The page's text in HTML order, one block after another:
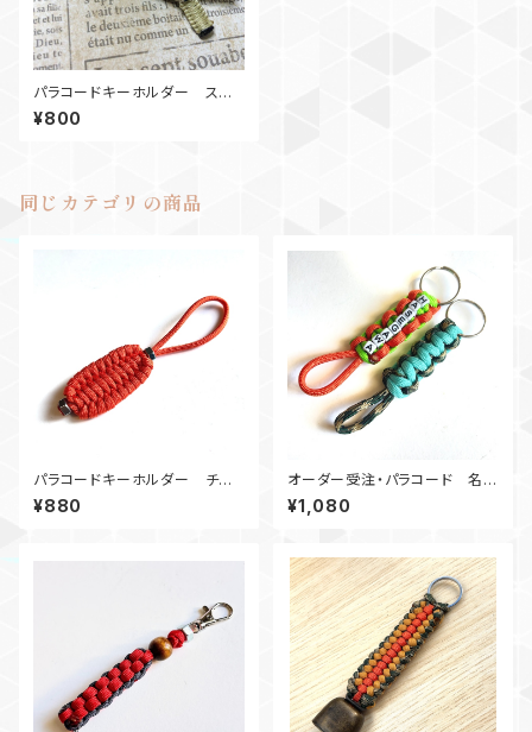
パラコードキーホルダー スネ
イク Vコブラ
¥800
同じカテゴリの商品
パラコードキーホルダー チャ
ーム トリロバイトN2 オレン
ジ
¥880
オーダー受注・パラコード 名入
りキーホルダー・コブラ ネーム
タグ
¥1,080